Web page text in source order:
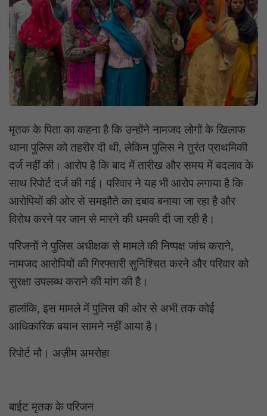
मृतक के पिता का कहना है कि उन्होंने नामजद लोगों के खिलाफ
थाना पुलिस को तहरीर दी थी, लेकिन पुलिस ने तुरंत प्राथमिकी
दर्ज नहीं की। आरोप है कि बाद में तारीख और समय में बदलाव के
साथ रिपोर्ट दर्ज की गई। परिवार ने यह भी आरोप लगाया है कि
आरोपियों की ओर से समझौते का दबाव बनाया जा रहा है और
विरोध करने पर जान से मारने की धमकी दी जा रही है।
परिजनों ने पुलिस अधीक्षक से मामले की निष्पक्ष जांच कराने,
नामजद आरोपियों की गिरफ्तारी सुनिश्चित करने और परिवार को
सुरक्षा उपलब्ध कराने की मांग की है।
हालांकि, इस मामले में पुलिस की ओर से अभी तक कोई
आधिकारिक बयान सामने नहीं आया है।
रिपोर्ट मौ। अज़ीम अमरोहा
बाईट मृतक के परिजन